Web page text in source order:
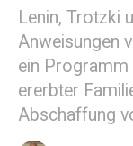
Lenin, Trotzki
Anweisungen
ein
ererbter
Abschaffung